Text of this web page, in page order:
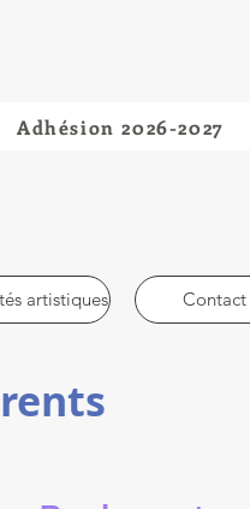
Adhésion 2026-2027
artistiques Contact